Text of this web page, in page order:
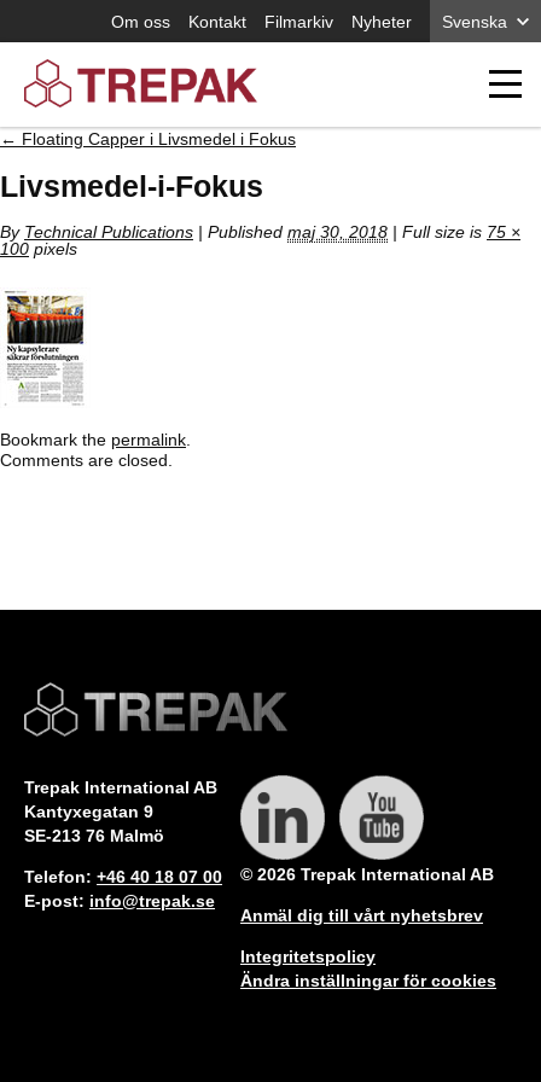
Om oss Kontakt Filmarkiv Nyheter Svenska
← Floating Capper i Livsmedel i Fokus
Livsmedel-i-Fokus
By Technical Publications | Published maj 30, 2018 | Full size is 75 ×
100 pixels
Bookmark the permalink
Comments are closed.
Trepak International AB
Kantyxegatan 9
SE-213 76 Malmö
Telefon: +46 40 18 07 00
E-post: info@trepak.se
© 2026 Trepak International AB
Anmäl dig till vårt nyhetsbrev
Integritetspolicy
Ändra inställningar för cookies